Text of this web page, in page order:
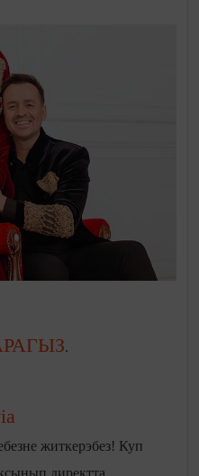
.
житкерэбез! Куп
директта